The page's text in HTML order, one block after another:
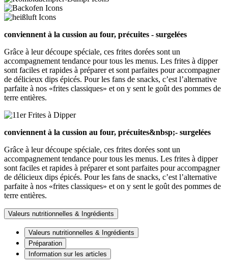
conviennent à la cussion au four, précuites - surgelées
Grâce à leur découpe spéciale, ces frites dorées sont un
accompagnement tendance pour tous les menus. Les frites à dipper
sont faciles et rapides à préparer et sont parfaites pour accompagner
de délicieux dips épicés. Pour les fans de snacks, c’est l’alternative
parfaite à nos «frites classiques» et on y sent le goût des pommes de
terre entières.
conviennent à la cussion au four, précuites&nbsp;- surgelées
Grâce à leur découpe spéciale, ces frites dorées sont un
accompagnement tendance pour tous les menus. Les frites à dipper
sont faciles et rapides à préparer et sont parfaites pour accompagner
de délicieux dips épicés. Pour les fans de snacks, c’est l’alternative
parfaite à nos «frites classiques» et on y sent le goût des pommes de
terre entières.
Valeurs nutritionnelles & Ingrédients
Valeurs nutritionnelles & Ingrédients
Préparation
Information sur les articles